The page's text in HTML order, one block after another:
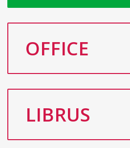
OFFICE
LIBRUS